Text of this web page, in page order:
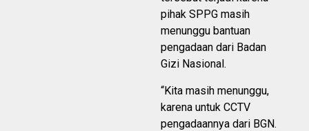
pihak SPPG masih
menunggu bantuan
pengadaan dari Badan
Gizi Nasional.
“Kita masih menunggu,
karena untuk CCTV
pengadaannya dari BGN.